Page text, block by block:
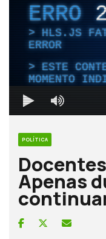
ERRO
HLS.JS
ERROR
ESTE
MOMENTO
POLÍTICA
Apenas